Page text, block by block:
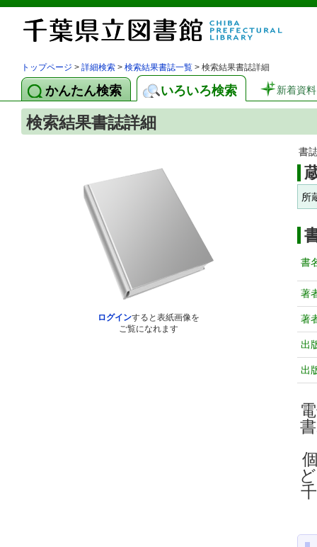
トップページ > 詳細検索 > 検索結果書誌一覧 > 検索結果書誌詳細
かんたん検索 いろいろ検索 新着資料
検索結果書誌詳細
ログインすると表紙画像を
ご覧になれます
書
所
書
著
著
出
出